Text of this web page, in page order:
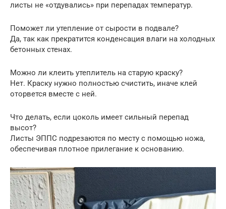
листы не «отдувались» при перепадах температур.
Поможет ли утепление от сырости в подвале?
Да, так как прекратится конденсация влаги на холодных
бетонных стенах.
Можно ли клеить утеплитель на старую краску?
Нет. Краску нужно полностью счистить, иначе клей
оторвется вместе с ней.
Что делать, если цоколь имеет сильный перепад
высот?
Листы ЭППС подрезаются по месту с помощью ножа,
обеспечивая плотное прилегание к основанию.